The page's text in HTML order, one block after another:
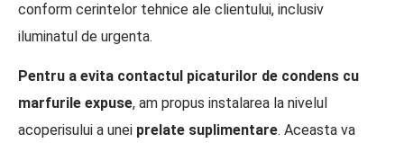
conform cerintelor tehnice ale clientului, inclusiv
iluminatul de urgenta.
Pentru a evita contactul picaturilor de condens cu
marfurile expuse, am propus instalarea la nivelul
acoperisului a unei prelate suplimentare. Aceasta va